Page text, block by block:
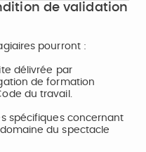
de validation
pourront :
délivrée par
de formation
du travail.
spécifiques concernant
du spectacle